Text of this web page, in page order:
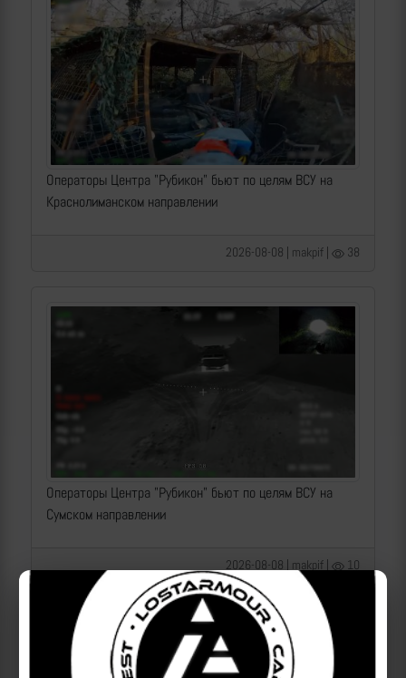
Операторы Центра "Рубикон" бьют по целям ВСУ на
Краснолиманском направлении
2026-08-08 | makpif | 38
Операторы Центра "Рубикон" бьют по целям ВСУ на
Сумском направлении
2026-08-08 | makpif | 10